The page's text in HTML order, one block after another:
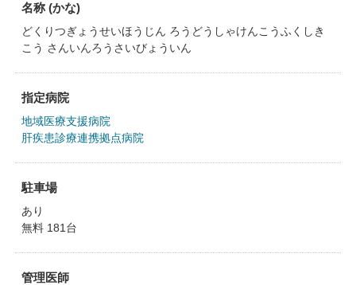
名称 (かな)
どくりつぎょうせいほうじん ろうどうしゃけんこうふくしき
こう さんいんろうさいびょういん
指定病院
地域医療支援病院
肝疾患診療連携拠点病院
駐車場
あり
無料 181台
管理医師